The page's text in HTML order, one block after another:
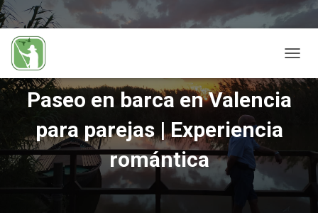
A
Paseo en barca en Valencia
para parejas | Experiencia
romántica